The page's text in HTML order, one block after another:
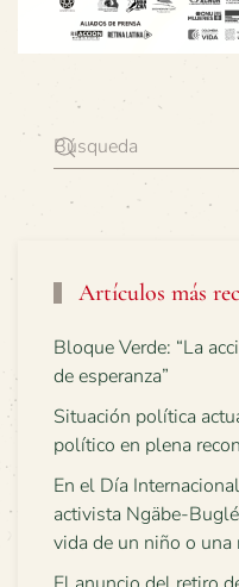
Artículos más
Bloque Verde: “La
de esperanza”
Situación política
político en plena
En el Día
activista Ngäbe-
vida de un niño o